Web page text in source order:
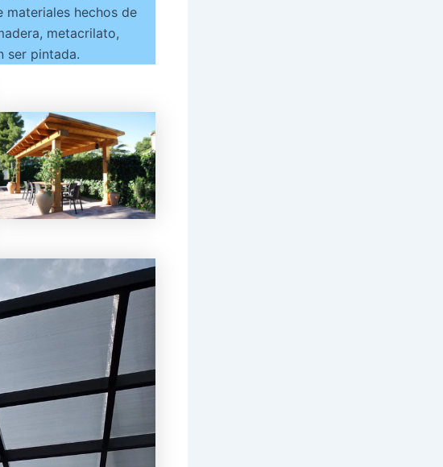
materiales hechos de
metacrilato,
ser pintada.